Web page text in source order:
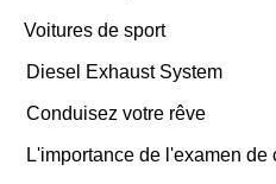
Voitures de sport
Diesel Exhaust System
Conduisez votre rêve
L'importance de l'examen de